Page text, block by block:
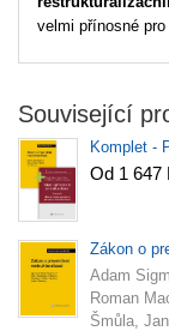
velmi přínosné
Související
Komplet -
Od 1 647
Zákon o
Adam
Roman
Šmůla,